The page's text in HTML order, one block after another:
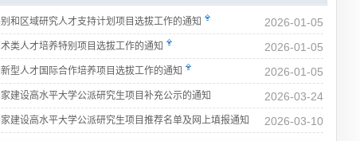
2026-01-05
和区域研究人才支持计划项目选拔工作的通知
2026-01-05
类人才培养特别项目选拔工作的通知
2026-01-05
型人才国际合作培养项目选拔工作的通知
2026-03-24
建设高水平大学公派研究生项目补充公示的通知
2026-03-10
建设高水平大学公派研究生项目推荐名单及网上填报通知